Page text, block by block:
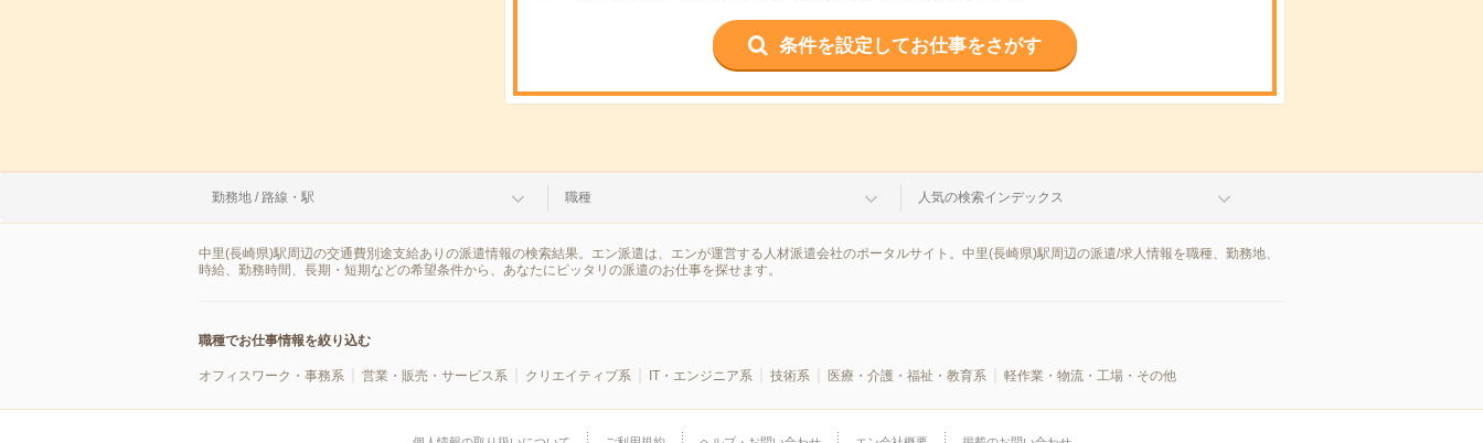
条件を設定してお仕事をさがす
勤務地 / 路線・駅 職種 人気の検索インデックス
中里(長崎県)駅周辺の交通費別途支給ありの派遣情報の検索結果。エン派遣は、エンが運営する人材派遣会社のポータルサイト。中里(長崎県)駅周辺の派遣/求人情報を職種、勤務地、
時給、勤務時間、長期・短期などの希望条件から、あなたにピッタリの派遣のお仕事を探せます。
職種でお仕事情報を絞り込む
オフィスワーク・事務系 営業・販売・サービス系 クリエイティブ系 IT・エンジニア系 技術系 医療・介護・福祉・教育系 軽作業・物流・工場・その他